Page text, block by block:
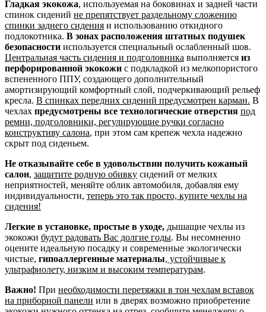
Гладкая экокожа, используемая на боковинах и задней части
спинок сидений не препятствует раздельному сложению
спинки заднего сидения и использованию откидного
подлокотника. В зонах расположения штатных подушек
безопасности используется специальный ослабленный шов.
Центральная часть сидения и подголовника выполняется из
перфорированной экокожи с подкладкой из мелкопористого
вспененного ППУ, создающего дополнительный
амортизирующий комфортный слой, подчеркивающий рельеф
кресла. В спинках передних сидений предусмотрен карман. В
чехлах предусмотрены все технологические отверстия под
ремни, подголовники, регулирующие ручки согласно
конструктиву салона, при этом сам крепеж чехла надежно
скрыт под сиденьем.
Не отказывайте себе в удовольствии получить кожаный
салон, защитите родную обивку сидений от мелких
неприятностей, меняйте облик автомобиля, добавляя ему
индивидуальности, теперь это так просто, купите чехлы на
сидения!
Легкие в установке, простые в уходе, дышащие чехлы из
экокожи будут радовать Вас долгие годы. Вы несомненно
оцените идеальную посадку и современные экологически
чистые, гипоаллергенные материалы, устойчивые к
ультрафиолету, низким и высоким температурам.
Важно! При необходимости перетяжки в тон чехлам вставок
на приборной панели или в дверях возможно приобретение